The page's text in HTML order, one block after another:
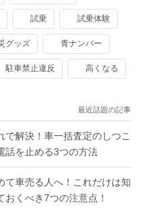
試乗 試乗体験
グッズ 青ナンバー
駐車禁止違反 高くなる
最近話題の記事
で解決！車一括査定のしつこ
話を止める3つの方法
て車売る人へ！これだけは知
おくべき7つの注意点！